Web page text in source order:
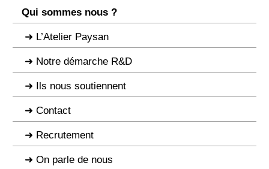
Qui sommes nous ?
L’Atelier Paysan
Notre démarche R&D
Ils nous soutiennent
Contact
Recrutement
On parle de nous